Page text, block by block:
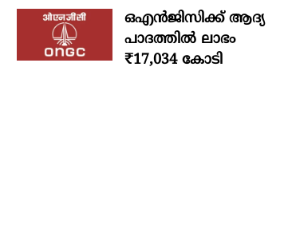
ഒഎന്‍ജിസിക്ക് ആദ്യ
പാദത്തില്‍ ലാഭം
₹17,034 കോടി